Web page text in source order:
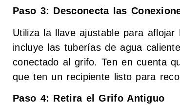
Paso 3: Desconecta las
Utiliza la llave ajustable para
incluye las tuberías de agua
conectado al grifo. Ten en cuenta
que ten un recipiente listo para
Paso 4: Retira el Grifo Antiguo